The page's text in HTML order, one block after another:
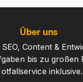
Über uns
Content &
bis zu großen
inklusive.